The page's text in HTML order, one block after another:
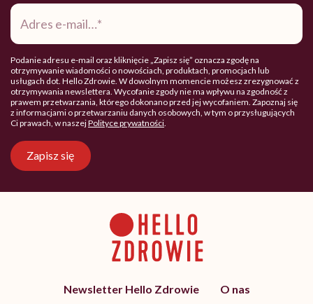
Adres
mail*
Podanie adresu e-mail oraz kliknięcie „Zapisz się” oznacza zgodę na
otrzymywanie wiadomości o nowościach, produktach, promocjach lub
usługach dot. Hello Zdrowie. W dowolnym momencie możesz zrezygnować z
otrzymywania newslettera. Wycofanie zgody nie ma wpływu na zgodność z
prawem przetwarzania, którego dokonano przed jej wycofaniem. Zapoznaj się
z informacjami o przetwarzaniu danych osobowych, w tym o przysługujących
Ci prawach, w naszejPolityce prywatności
Zapisz się
Newsletter Hello Zdrowie
O nas